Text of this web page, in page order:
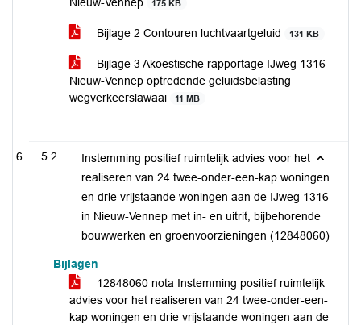
175 KB
Bijlage 2 Contouren luchtvaartgeluid 131 KB
Bijlage 3 Akoestische rapportage IJweg 1316
Nieuw-Vennep optredende geluidsbelasting
wegverkeerslawaai
11 MB
5.2
Instemming positief ruimtelijk advies voor het
realiseren van 24 twee-onder-een-kap woningen
en drie vrijstaande woningen aan de IJweg 1316
in Nieuw-Vennep met in- en uitrit, bijbehorende
bouwwerken en groenvoorzieningen (12848060)
Bijlagen
12848060 nota Instemming positief ruimtelijk
advies voor het realiseren van 24 twee-onder-een-
kap woningen en drie vrijstaande woningen aan de